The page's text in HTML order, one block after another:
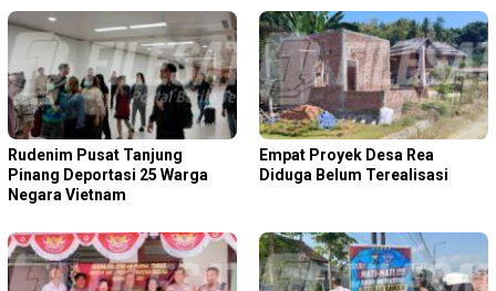
Rudenim Pusat Tanjung
Pinang Deportasi 25 Warga
Negara Vietnam
Empat Proyek Desa Rea
Diduga Belum Terealisasi